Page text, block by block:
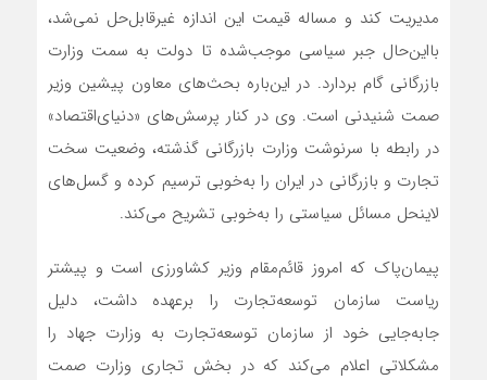
مدیریت کند و مساله‌‌‌‌‌ قیمت این اندازه غیرقابل‌حل نمی‌شد،
بااین‌حال جبر سیاسی موجب‌شده تا دولت به سمت وزارت
بازرگانی گام بردارد. در این‌باره بحث‌های معاون پیشین وزیر
صمت شنیدنی است. وی در کنار پرسش‌‌‌‌‌های «دنیای‌اقتصاد»
در رابطه با سرنوشت وزارت بازرگانی گذشته، وضعیت سخت
تجارت و بازرگانی در ایران را به‌خوبی ترسیم کرده و گسل‌‌‌‌‌های
لاینحل مسائل سیاستی را به‌خوبی تشریح می‌کند.
پیمان‌‌‌‌‌پاک که امروز قائم‌‌‌‌‌مقام وزیر کشاورزی است و پیشتر
ریاست سازمان توسعه‌تجارت را برعهده داشت، دلیل
جابه‌‌‌‌‌جایی خود از سازمان توسعه‌تجارت به وزارت جهاد را
مشکلاتی اعلام می‌کند که در بخش تجاری وزارت صمت